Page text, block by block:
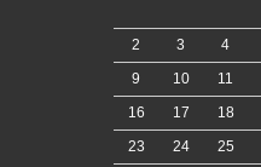
2
3 4
9
10 11
16
17 18
23
24 25